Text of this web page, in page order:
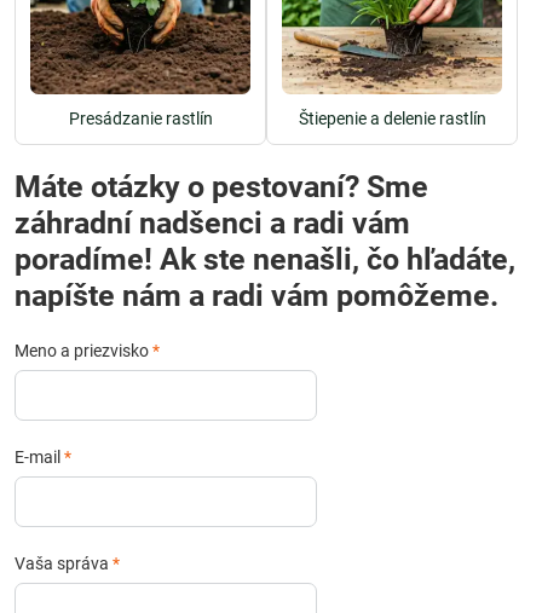
Presádzanie rastlín Štiepenie a delenie rastlín
Máte otázky o pestovaní? Sme
záhradní nadšenci a radi vám
poradíme! Ak ste nenašli, čo hľadáte,
napíšte nám a radi vám pomôžeme.
Meno a priezvisko*
E-mail *
Vaša správa *